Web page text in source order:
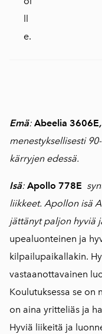
ll
e.
Emä: Abeelia 3606E,
menestyksellisesti
kärryjen edessä.
Isä: Apollo 778E
liikkeet. Apollon isä
jättänyt paljon hyviä
upealuonteinen ja
kilpailupaikallakin.
vastaanottavainen
Koulutuksessa se on
on aina yritteliäs ja
Hyviä liikeitä ja